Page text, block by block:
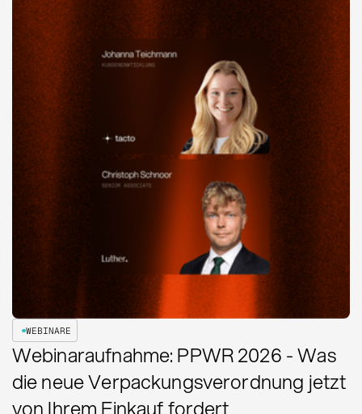
WEBINARE
Webinaraufnahme: PPWR 2026 - Was
die neue Verpackungsverordnung jetzt
von Ihrem Einkauf fordert